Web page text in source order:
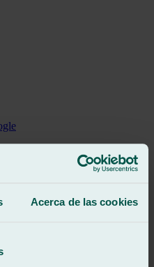
Acerca de las cookies
que me han cambiado a
y volver